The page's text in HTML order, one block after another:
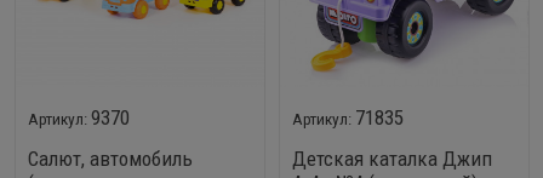
9370
Салют, автомобиль
71835
Детская каталка Джип